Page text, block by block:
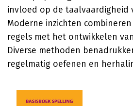
invloed op de taalvaardigheid
Moderne inzichten
regels met het ontwikkelen
Diverse methoden
regelmatig oefenen en